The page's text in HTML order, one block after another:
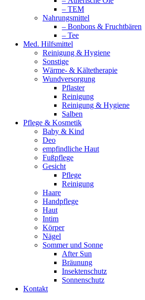
– TEM
Nahrungsmittel
– Bonbons & Fruchtbären
– Tee
Med. Hilfsmittel
Reinigung & Hygiene
Sonstige
Wärme- & Kältetherapie
Wundversorgung
Pflaster
Reinigung
Reinigung & Hygiene
Salben
Pflege & Kosmetik
Baby & Kind
Deo
empfindliche Haut
Fußpflege
Gesicht
Pflege
Reinigung
Haare
Handpflege
Haut
Intim
Körper
Nägel
Sommer und Sonne
After Sun
Bräunung
Insektenschutz
Sonnenschutz
Kontakt